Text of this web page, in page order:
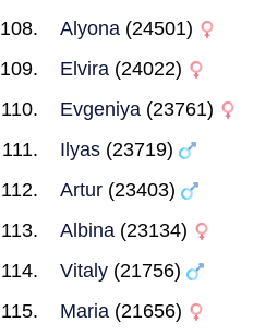
Alyona (24501)
Elvira (24022)
Evgeniya (23761)
Ilyas (23719)
Artur (23403)
Albina (23134)
Vitaly (21756)
Maria (21656)